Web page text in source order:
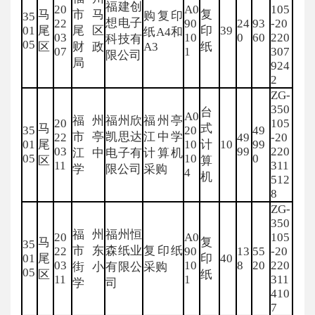
35
01
05
马
尾
区
20
22
03
07
市马
尾区
财政
局
福建创
想电子
科技有
限公司
购复印
纸A4和
A3
A0
90
10
1
复
印
纸
39
24
0
93
60
105
-20
220
307
924
2
35
01
05
马
尾
区
20
22
03
11
福州
市亭
江中
学
福州欣
凯思达
电子有
限公司
福州亭
江中学
计算机
采购
A0
20
10
10
4
台
式
计
算
机
10
49
99
49
99
0
ZG-
350
105
-20
220
311
512
8
35
01
05
马
尾
区
20
22
03
11
福州
市东
街小
学
福州恒
森纸业
有限公
司
复印纸
采购
A0
90
10
1
复
印
纸
40
13
8
55
20
ZG-
350
105
-20
220
311
410
7